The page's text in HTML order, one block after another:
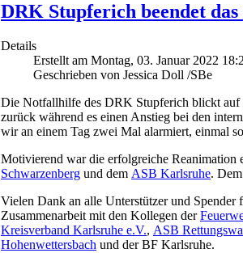
DRK Stupferich beendet
Details
Erstellt am Montag, 03. Januar 2022
Geschrieben von Jessica Doll /SBe
Die Notfallhilfe des DRK Stupferich blickt auf
zurück während es einen Anstieg bei den
wir an einem Tag zwei Mal alarmiert, einmal
Motivierend war die erfolgreiche Reanimation
Schwarzenberg und dem ASB Karlsruhe.
Vielen Dank an alle Unterstützer und
Zusammenarbeit mit den Kollegen der
Kreisverband Karlsruhe e.V., ASB
Hohenwettersbach und der BF Karlsruhe.